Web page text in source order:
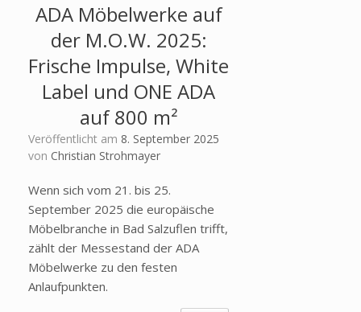
ADA Möbelwerke auf
der M.O.W. 2025:
Frische Impulse, White
Label und ONE ADA
auf 800 m²
Veröffentlicht am 8. September 2025
von Christian Strohmayer
Wenn sich vom 21. bis 25.
September 2025 die europäische
Möbelbranche in Bad Salzuflen trifft,
zählt der Messestand der ADA
Möbelwerke zu den festen
Anlaufpunkten.